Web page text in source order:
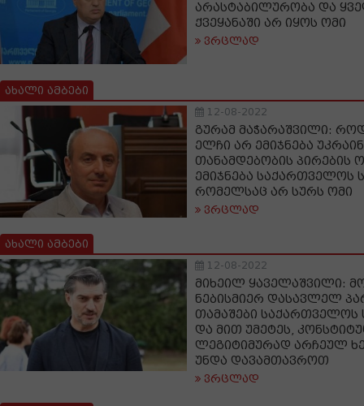
არასტაბილურობა და
ქვეყანაში არ იყოს ომი
ვრცლად
ახალი ამბები
12-08-2022
გურამ მაჭარაშვილი:
ელჩი არ ემიჯნება
თანამდებობის პირების
ემიჯნება საქართველოს
რომელსაც არ სურს ომი
ვრცლად
ახალი ამბები
12-08-2022
მიხეილ ყაველაშვილი:
ნებისმიერ დასავლელ
თამაშები საქართველოს
და მით უმეტეს,
ლეგიტიმურად არჩეულ
უნდა დავამთავროთ
ვრცლად